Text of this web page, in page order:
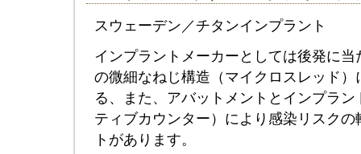
スウェーデン／チタンインプラント
インプラントメーカーとしては後発に
の微細なねじ構造（マイクロスレッド
る、また、アバットメントとインプラ
ティブカウンター）により感染リスク
トがあります。